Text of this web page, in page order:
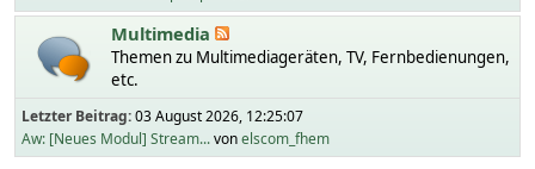
Multimedia
Themen zu Multimediageräten, TV, Fernbedienungen,
etc.
Letzter Beitrag:03 August 2026, 12:25:07
Aw: [Neues Modul] Stream...vonelscom_fhem